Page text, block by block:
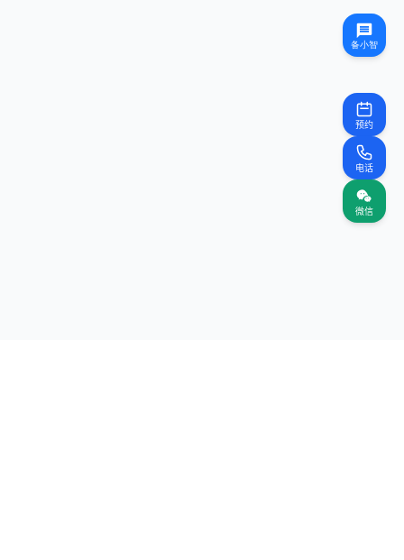
预约
电话
微信